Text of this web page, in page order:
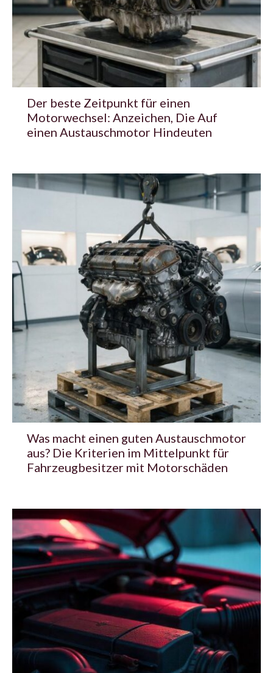
Der beste Zeitpunkt für einen
Motorwechsel: Anzeichen, Die Auf
einen Austauschmotor Hindeuten
Was macht einen guten Austauschmotor
aus? Die Kriterien im Mittelpunkt für
Fahrzeugbesitzer mit Motorschäden